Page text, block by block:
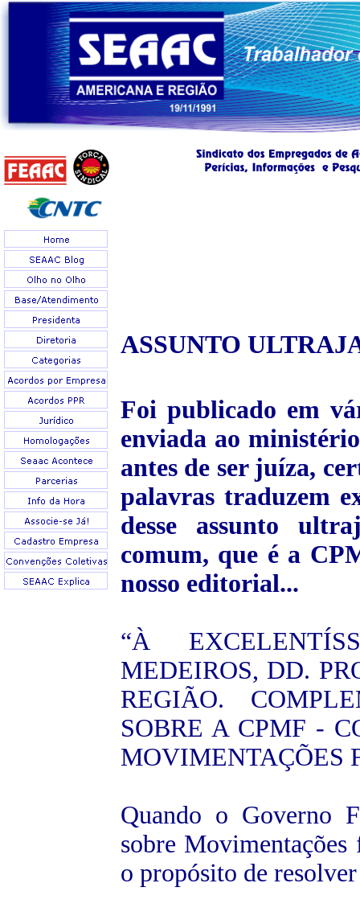
ASSUNTO
Foi publicado em
enviada ao
antes de ser juíza,
palavras traduzem
desse assunto
comum, que é a
nosso editorial...
“À
MEDEIROS, DD.
REGIÃO.
SOBRE A CPMF -
MOVIMENTAÇÕES
Quando o Governo
sobre
o propósito de